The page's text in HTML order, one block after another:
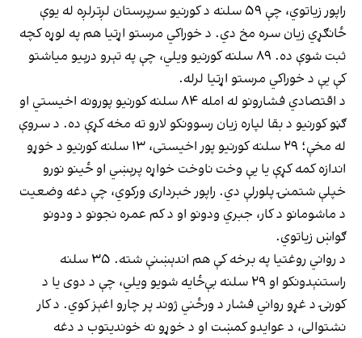
راپور زیاتوي، چې ۵۹ سلنه د کورنیو سرپرستان لږترلږه له یوې
ځانګړي زیان سره مخ دي. د خوراکي مرستو اړتیا هم په لوړه کچه
ثبت شوې ده. ۸۹ سلنه کورنیو ویلي، چې په تېرو درېیو میاشتو
کې یې د خوراکي مرستو اړتیا لرله.
د اقتصادي فشارونو له امله ۸۴ سلنه کورنیو پورونه اخیستي او
ګڼو کورنیو د بقا لپاره زیان رسوونکو لارو ته مخه کړې ده. د سروې
له مخې؛ ۲۹ سلنه کورنیو پور اخیستی، ۱۳ سلنه کورنیو د خوړو
اندازه کمه کړې یا یې وخت ناوخت خواړه پرېښي او ځینو نورو
خپلې شتمنۍ پلورلې دي. راپور خبرداری ورکوي، چې دغه وضعیت
د ماشومانو د کار، جبري ودونو او د کم عمره نجونو د ودونو
ګواښ زیاتوي.
د رواني روغتیا په برخه کې هم اندېښنې شته. ۳۵ سلنه
راستنېدونکو او ۲۹ سلنه بې‌ځایه شویو ویلي، چې د دوی یا د
کورنۍ د غړو رواني فشار د ورځني ژوند پر چارو اغېز کوي. د کار
نشتوالی، د عوایدو کمښت او د خوړو نه خوندیتوب د دغه